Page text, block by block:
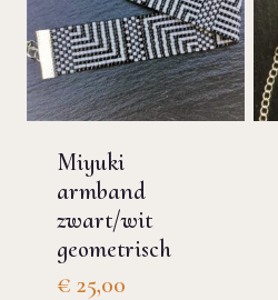
Miyuki
armband
zwart/wit
geometrisch
€ 25,00